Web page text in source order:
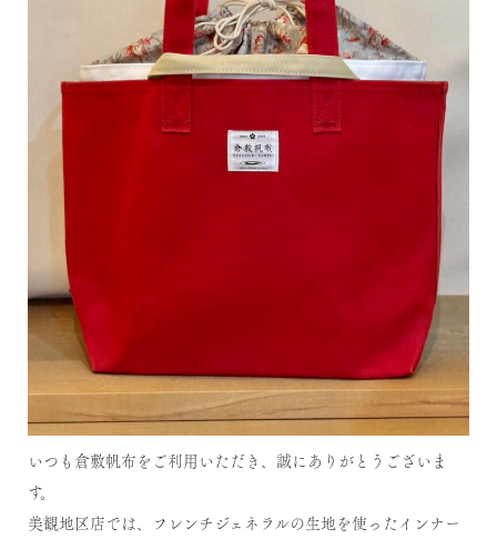
いつも倉敷帆布をご利用いただき、誠にありがとうございま
す。
美観地区店では、フレンチジェネラルの生地を使ったインナー